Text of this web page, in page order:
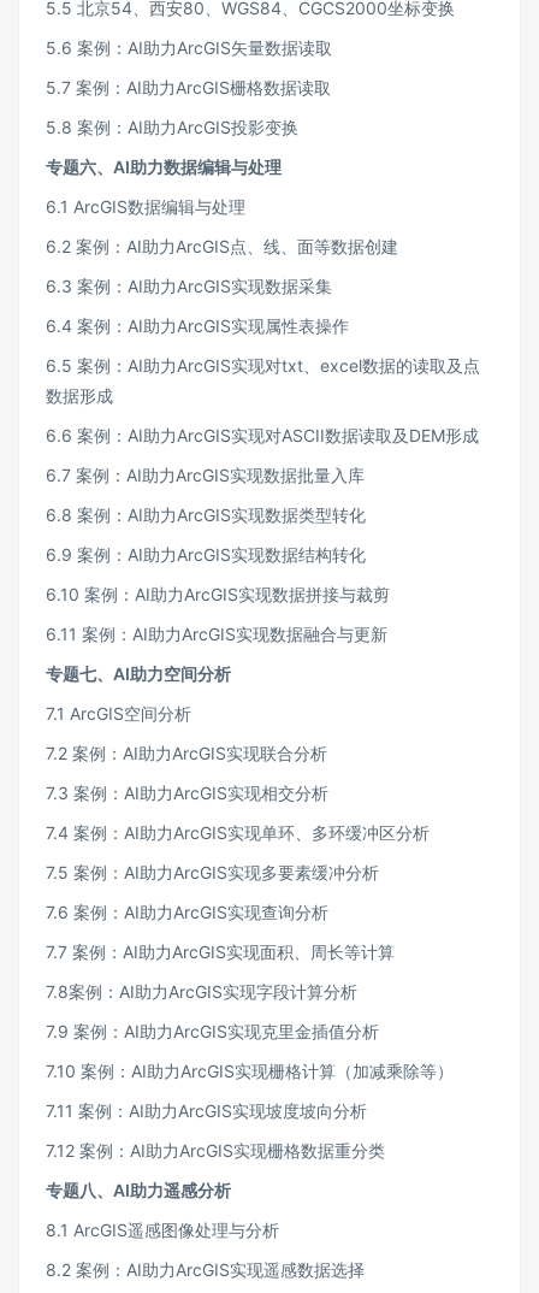
5.5 北京54、西安80、WGS84、CGCS2000坐标变换
5.6 案例：AI助力ArcGIS矢量数据读取
5.7 案例：AI助力ArcGIS栅格数据读取
5.8 案例：AI助力ArcGIS投影变换
专题六、AI助力数据编辑与处理
6.1 ArcGIS数据编辑与处理
6.2 案例：AI助力ArcGIS点、线、面等数据创建
6.3 案例：AI助力ArcGIS实现数据采集
6.4 案例：AI助力ArcGIS实现属性表操作
6.5 案例：AI助力ArcGIS实现对txt、excel数据的读取及点
数据形成
6.6 案例：AI助力ArcGIS实现对ASCII数据读取及DEM形成
6.7 案例：AI助力ArcGIS实现数据批量入库
6.8 案例：AI助力ArcGIS实现数据类型转化
6.9 案例：AI助力ArcGIS实现数据结构转化
6.10 案例：AI助力ArcGIS实现数据拼接与裁剪
6.11 案例：AI助力ArcGIS实现数据融合与更新
专题七、AI助力空间分析
7.1 ArcGIS空间分析
7.2 案例：AI助力ArcGIS实现联合分析
7.3 案例：AI助力ArcGIS实现相交分析
7.4 案例：AI助力ArcGIS实现单环、多环缓冲区分析
7.5 案例：AI助力ArcGIS实现多要素缓冲分析
7.6 案例：AI助力ArcGIS实现查询分析
7.7 案例：AI助力ArcGIS实现面积、周长等计算
7.8案例：AI助力ArcGIS实现字段计算分析
7.9 案例：AI助力ArcGIS实现克里金插值分析
7.10 案例：AI助力ArcGIS实现栅格计算（加减乘除等）
7.11 案例：AI助力ArcGIS实现坡度坡向分析
7.12 案例：AI助力ArcGIS实现栅格数据重分类
专题八、AI助力遥感分析
8.1 ArcGIS遥感图像处理与分析
8.2 案例：AI助力ArcGIS实现遥感数据选择